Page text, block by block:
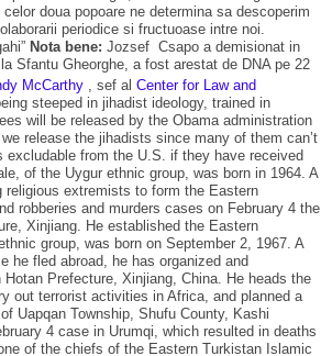
doua popoare ne determina sa descoperim
periodice si fructuoase intre noi.
Nota bene: Jozsef Csapo a demisionat in
Sfantu Gheorghe, a fost arestat de DNA pe 22
McCarthy , sef al Center for Law and
steeped in jihadist ideology, trained in
will be released by the Obama administration
release the jihadists since many of them can’t
from the U.S. if they have received
of the Uygur ethnic group, was born in 1964. A
religious extremists to form the Eastern
robberies and murders cases on February 4 the
Xinjiang. He established the Eastern
group, was born on September 2, 1967. A
he fled abroad, he has organized and
Prefecture, Xinjiang, China. He heads the
out terrorist activities in Africa, and planned a
Uapqan Township, Shufu County, Kashi
4 case in Urumqi, which resulted in deaths
of the chiefs of the Eastern Turkistan Islamic